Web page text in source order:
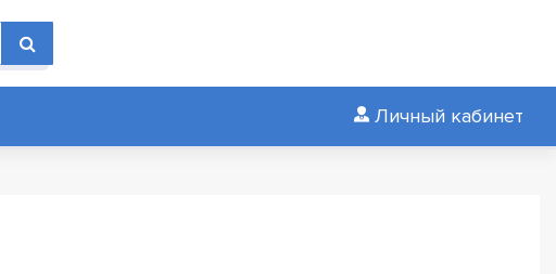
Личный кабинет